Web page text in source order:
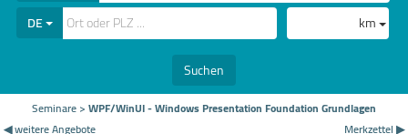
DE
km
Suchen
Seminare>WPF/WinUI - Windows Presentation Foundation Grundlagen
◀ weitere Angebote
Merkzettel ▶